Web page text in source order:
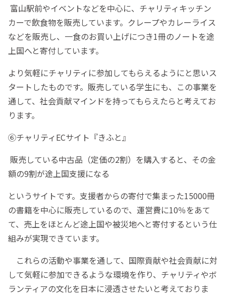
富山駅前やイベントなどを中心に、チャリティキッチン
カーで飲食物を販売しています。クレープやカレーライス
などを販売し、一食のお買い上げにつき1冊のノートを途
上国へと寄付しています。
より気軽にチャリティに参加してもらえるようにと思いス
タートしたものです。販売している学生にも、この事業を
通して、社会貢献マインドを持ってもらえたらと考えてお
ります。
⑥チャリティECサイト『きふと』
販売している中古品（定価の2割）を購入すると、その金
額の9割が途上国支援になる
というサイトです。支援者からの寄付で集まった15000冊
の書籍を中心に販売しているので、運営費に10％をあて
て、売上をほとんど途上国や被災地へと寄付するという仕
組みが実現できています。
これらの活動や事業を通して、国際貢献や社会貢献に対
して気軽に参加できるような環境を作り、チャリティやボ
ランティアの文化を日本に浸透させたいと考えておりま